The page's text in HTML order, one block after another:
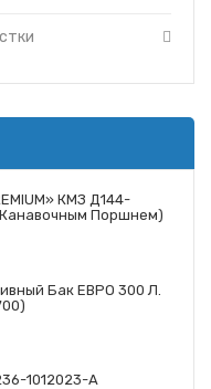
КМЗ Д144-
Поршнем)
Бак ЕВРО 300 Л.
1012023-А